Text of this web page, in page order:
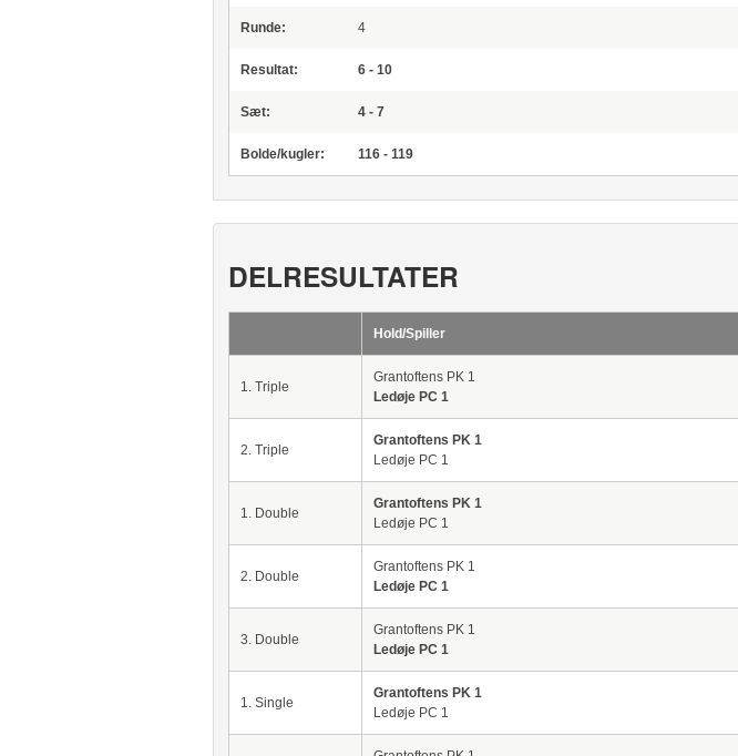
Runde: 4
Resultat: 6 - 10
Sæt: 4 - 7
Bolde/kugler: 116 - 119
DELRESULTATER
Hold/Spiller
1. Triple
Grantoftens PK 1
Ledøje PC 1
2. Triple
Grantoftens PK 1
Ledøje PC 1
1. Double
Grantoftens PK 1
Ledøje PC 1
2. Double
Grantoftens PK 1
Ledøje PC 1
3. Double
Grantoftens PK 1
Ledøje PC 1
1. Single
Grantoftens PK 1
Ledøje PC 1